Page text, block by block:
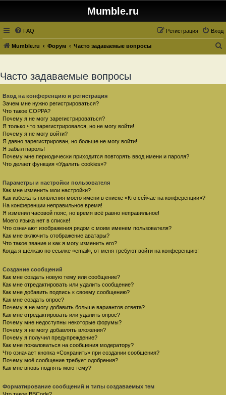
Mumble.ru
FAQ Вход
Регистрация
Mumble.ru Форум Часто задаваемые вопросы
Часто задаваемые вопросы
Вход на конференцию и регистрация
Зачем мне нужно регистрироваться?
Что такое COPPA?
Почему я не могу зарегистрироваться?
Я только что зарегистрировался, но не могу войти!
Почему я не могу войти?
Я давно зарегистрирован, но больше не могу войти!
Я забыл пароль!
Почему мне периодически приходится повторять ввод имени и пароля?
Что делает функция «Удалить cookies»?
Параметры и настройки пользователя
Как мне изменить мои настройки?
Как избежать появления моего имени в списке «Кто сейчас на конференции»?
На конференции неправильное время!
Я изменил часовой пояс, но время всё равно неправильное!
Моего языка нет в списке!
Что означают изображения рядом с моим именем пользователя?
Как мне включить отображение аватары?
Что такое звание и как я могу изменить его?
Когда я щёлкаю по ссылке «email», от меня требуют войти на конференцию!
Создание сообщений
Как мне создать новую тему или сообщение?
Как мне отредактировать или удалить сообщение?
Как мне добавить подпись к своему сообщению?
Как мне создать опрос?
Почему я не могу добавить больше вариантов ответа?
Как мне отредактировать или удалить опрос?
Почему мне недоступны некоторые форумы?
Почему я не могу добавлять вложения?
Почему я получил предупреждение?
Как мне пожаловаться на сообщения модератору?
Что означает кнопка «Сохранить» при создании сообщения?
Почему моё сообщение требует одобрения?
Как мне вновь поднять мою тему?
Форматирование сообщений и типы создаваемых тем